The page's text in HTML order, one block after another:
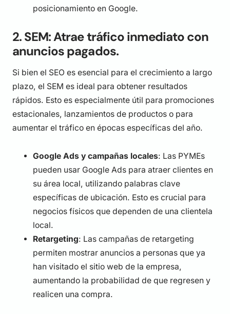
posicionamiento en Google.
2. SEM: Atrae tráfico inmediato con
anuncios pagados.
Si bien el SEO es esencial para el crecimiento a largo
plazo, el SEM es ideal para obtener resultados
rápidos. Esto es especialmente útil para promociones
estacionales, lanzamientos de productos o para
aumentar el tráfico en épocas específicas del año.
Google Ads y campañas locales: Las PYMEs
pueden usar Google Ads para atraer clientes en
su área local, utilizando palabras clave
específicas de ubicación. Esto es crucial para
negocios físicos que dependen de una clientela
local.
Retargeting: Las campañas de retargeting
permiten mostrar anuncios a personas que ya
han visitado el sitio web de la empresa,
aumentando la probabilidad de que regresen y
realicen una compra.